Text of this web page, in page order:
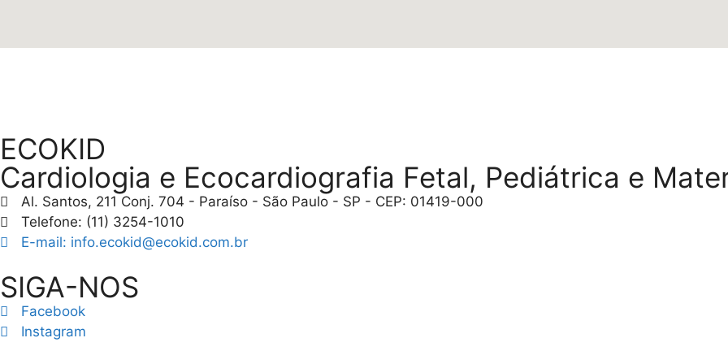
ECOKID
Cardiologia e Ecocardiografia Fetal, Pediátrica e
Al. Santos, 211 Conj. 704 - Paraíso - São Paulo - SP - CEP: 01419-000
Telefone: (11) 3254-1010
E-mail: info.ecokid@ecokid.com.br
SIGA-NOS
Facebook
Instagram